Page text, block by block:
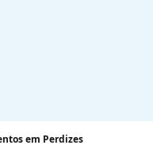
em Perdizes